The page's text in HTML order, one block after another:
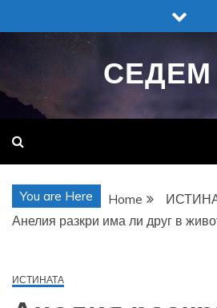
to
СЕДЕМ
You are Here Home
Анелия разкри има ли друг в
ИСТИНАТА